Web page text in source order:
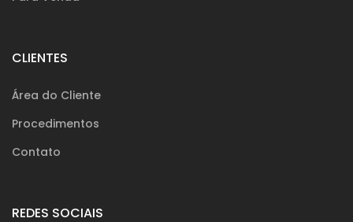
CLIENTES
Área do Cliente
Procedimentos
Contato
REDES SOCIAIS